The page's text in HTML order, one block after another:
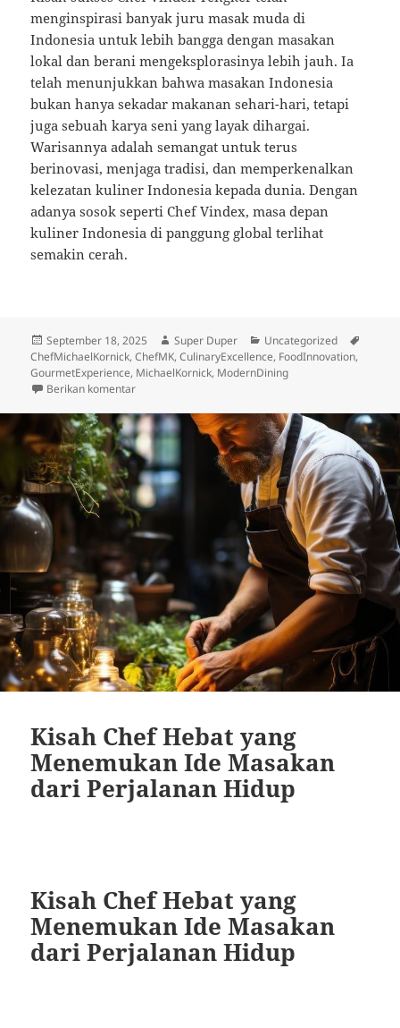
menginspirasi banyak juru masak muda di
Indonesia untuk lebih bangga dengan masakan
lokal dan berani mengeksplorasinya lebih jauh. Ia
telah menunjukkan bahwa masakan Indonesia
bukan hanya sekadar makanan sehari-hari, tetapi
juga sebuah karya seni yang layak dihargai.
Warisannya adalah semangat untuk terus
berinovasi, menjaga tradisi, dan memperkenalkan
kelezatan kuliner Indonesia kepada dunia. Dengan
adanya sosok seperti Chef Vindex, masa depan
kuliner Indonesia di panggung global terlihat
semakin cerah.
Diposkan
pada
September 18, 2025 Penulis
Super Duper Kategori
Uncategorized
ChefMichaelKornick,ChefMK,CulinaryExcellence, FoodInnovation,
GourmetExperience, MichaelKornick, ModernDining
Berikan komentaruntuk Kisah Inspiratif Chef yang Berhasil
Kisah Chef Hebat yang
Menemukan Ide Masakan
dari Perjalanan Hidup
Kisah Chef Hebat yang
Menemukan Ide Masakan
dari Perjalanan Hidup